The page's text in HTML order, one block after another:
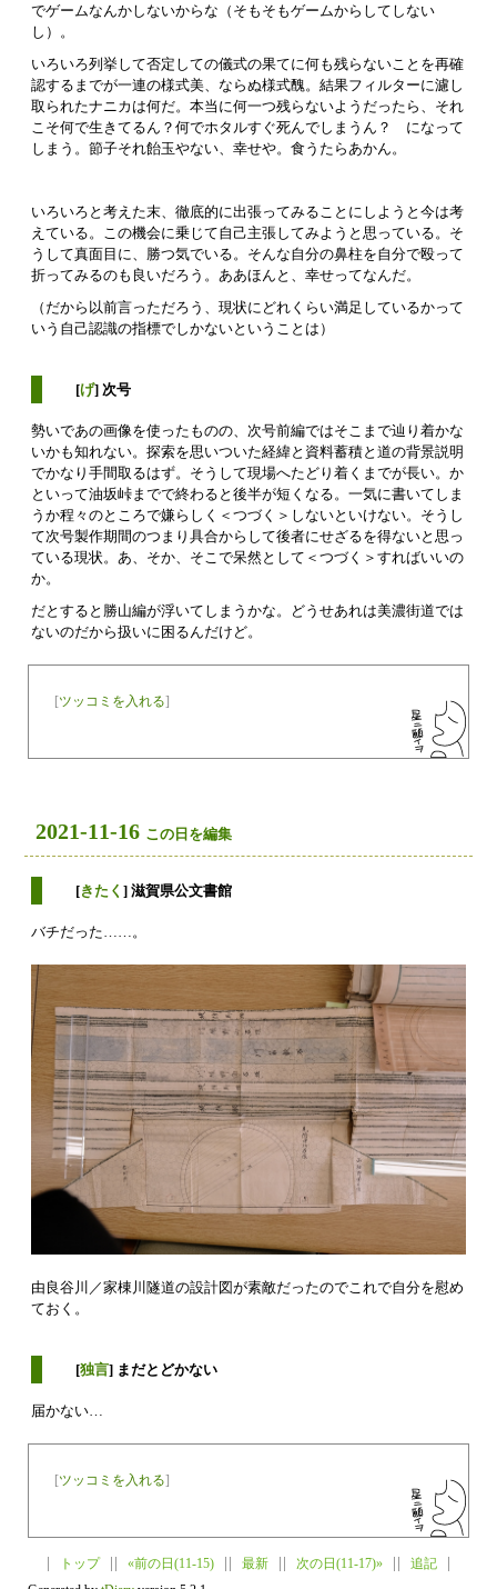
でゲームなんかしないからな（そもそもゲームからしてしない
し）。
いろいろ列挙して否定しての儀式の果てに何も残らないことを再確
認するまでが一連の様式美、ならぬ様式醜。結果フィルターに濾し
取られたナニカは何だ。本当に何一つ残らないようだったら、それ
こそ何で生きてるん？何でホタルすぐ死んでしまうん？ になって
しまう。節子それ飴玉やない、幸せや。食うたらあかん。
いろいろと考えた末、徹底的に出張ってみることにしようと今は考
えている。この機会に乗じて自己主張してみようと思っている。そ
うして真面目に、勝つ気でいる。そんな自分の鼻柱を自分で殴って
折ってみるのも良いだろう。ああほんと、幸せってなんだ。
（だから以前言っただろう、現状にどれくらい満足しているかって
いう自己認識の指標でしかないということは）
[げ] 次号
勢いであの画像を使ったものの、次号前編ではそこまで辿り着かな
いかも知れない。探索を思いついた経緯と資料蓄積と道の背景説明
でかなり手間取るはず。そうして現場へたどり着くまでが長い。か
といって油坂峠までで終わると後半が短くなる。一気に書いてしま
うか程々のところで嫌らしく＜つづく＞しないといけない。そうし
て次号製作期間のつまり具合からして後者にせざるを得ないと思っ
ている現状。あ、そか、そこで呆然として＜つづく＞すればいいの
か。
だとすると勝山編が浮いてしまうかな。どうせあれは美濃街道では
ないのだから扱いに困るんだけど。
[ツッコミを入れる]
2021-11-16 この日を編集
[きたく ] 滋賀県公文書館
バチだった……。
由良谷川／家棟川隧道の設計図が素敵だったのでこれで自分を慰め
ておく。
[独言] まだとどかない
届かない…
ツッコミを入れる
トップ «前の日(11-15) 最新 次の日(11-17)»
追記